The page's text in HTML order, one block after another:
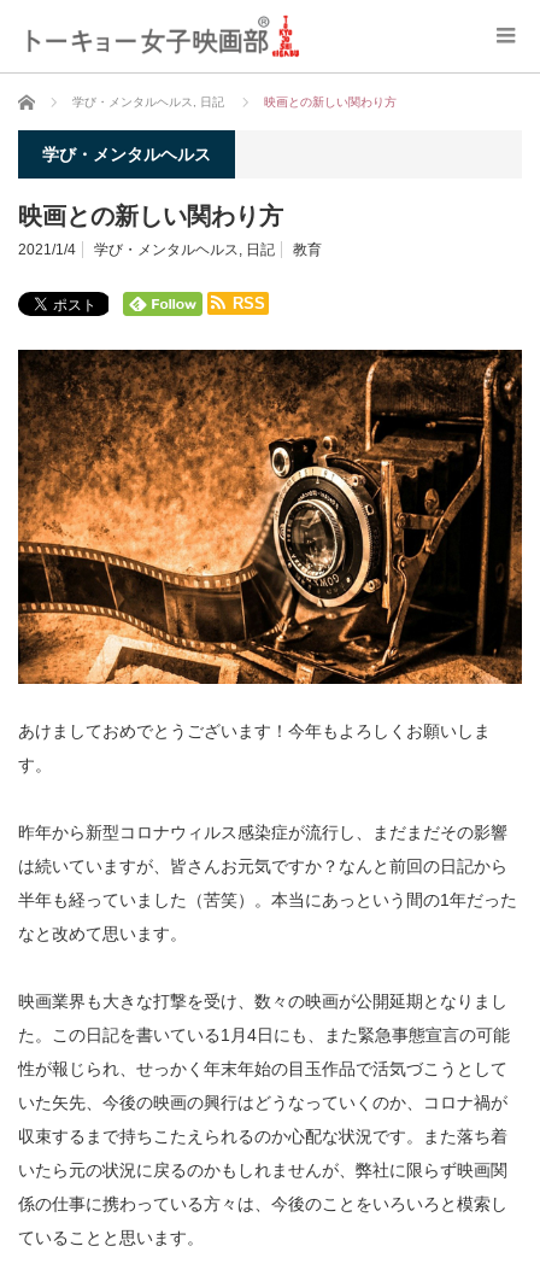
ホーム 学び・メンタルヘルス 日記 映画との新しい関わり方
学び・メンタルヘルス
映画との新しい関わり方
2021/1/4 学び・メンタルヘルス, 日記 教育
RSS
あけましておめでとうございます！今年もよろしくお願いしま
す。
昨年から新型コロナウィルス感染症が流行し、まだまだその影響
は続いていますが、皆さんお元気ですか？なんと前回の日記から
半年も経っていました（苦笑）。本当にあっという間の1年だった
なと改めて思います。
映画業界も大きな打撃を受け、数々の映画が公開延期となりまし
た。この日記を書いている1月4日にも、また緊急事態宣言の可能
性が報じられ、せっかく年末年始の目玉作品で活気づこうとして
いた矢先、今後の映画の興行はどうなっていくのか、コロナ禍が
収束するまで持ちこたえられるのか心配な状況です。また落ち着
いたら元の状況に戻るのかもしれませんが、弊社に限らず映画関
係の仕事に携わっている方々は、今後のことをいろいろと模索し
ていることと思います。